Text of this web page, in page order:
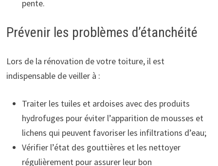
pente.
Prévenir les problèmes d’étanchéité
Lors de la rénovation de votre toiture, il est
indispensable de veiller à :
Traiter les tuiles et ardoises avec des produits
hydrofuges pour éviter l’apparition de mousses et
lichens qui peuvent favoriser les infiltrations d’eau;
Vérifier l’état des gouttières et les nettoyer
régulièrement pour assurer leur bon